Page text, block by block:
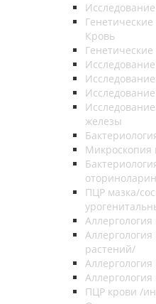
Кровь
железы
Микроскопия
ПЦР мазка/
растений/
ПЦР крови /